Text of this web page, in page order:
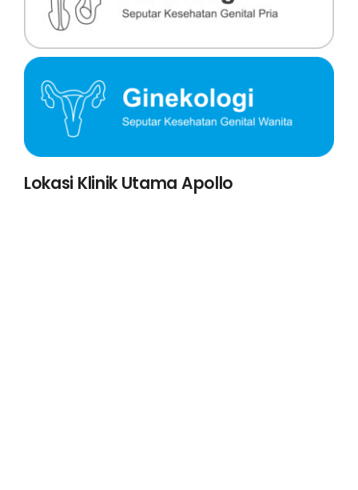
Lokasi Klinik Utama Apollo